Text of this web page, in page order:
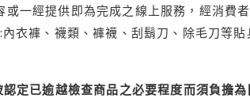
或一經提供即為完成之線上服務，經消費
衣褲、襪類、褲襪、刮鬍刀、除毛刀等貼
定已逾越檢查商品之必要程度而須負擔